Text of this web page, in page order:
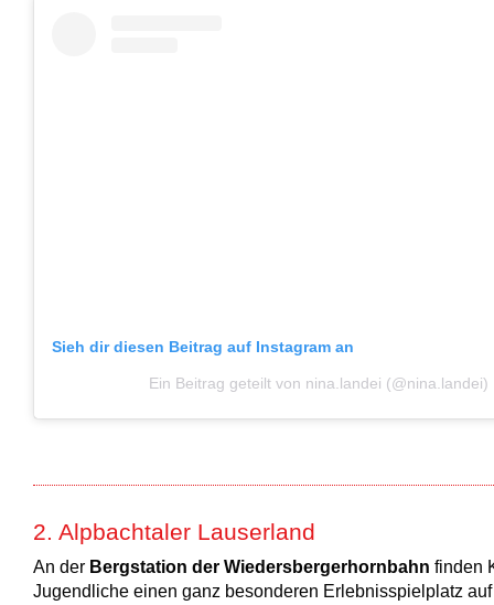
Sieh dir diesen Beitrag auf Instagram an
Ein Beitrag geteilt von nina.landei (@nina.landei)
2. Alpbachtaler Lauserland
An der Bergstation der Wiedersbergerhornbahn finden
Jugendliche einen ganz besonderen Erlebnisspielplatz